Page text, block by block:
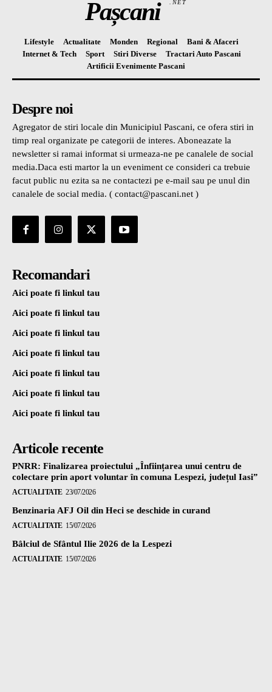
Pașcani .NET
Lifestyle Actualitate Monden Regional
Bani & Afaceri
Internet & Tech
Sport Stiri Diverse
Tractari Auto Pascani
Artificii Evenimente Pascani
Despre noi
Agregator de stiri locale din Municipiul Pascani, ce ofera stiri in
timp real organizate pe categorii de interes. Aboneazate la
newsletter si ramai informat si urmeaza-ne pe canalele de social
media.Daca esti martor la un eveniment ce consideri ca trebuie
facut public nu ezita sa ne contactezi pe e-mail sau pe unul din
canalele de social media. ( contact@pascani.net )
Recomandari
Aici poate fi linkul tau
Aici poate fi linkul tau
Aici poate fi linkul tau
Aici poate fi linkul tau
Aici poate fi linkul tau
Aici poate fi linkul tau
Aici poate fi linkul tau
Articole recente
PNRR: Finalizarea proiectului „Înființarea unui centru de
colectare prin aport voluntar în comuna Lespezi, județul Iasi”
ACTUALITATE 23/07/2026
Benzinaria AFJ Oil din Heci se deschide in curand
ACTUALITATE 15/07/2026
Bâlciul de Sfântul Ilie 2026 de la Lespezi
ACTUALITATE 15/07/2026